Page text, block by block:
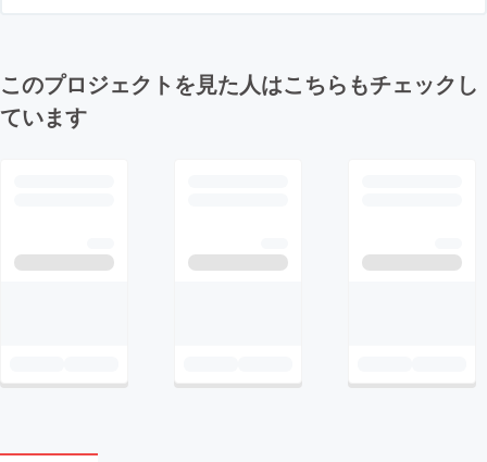
このプロジェクトを見た人はこちらもチェックし
ています